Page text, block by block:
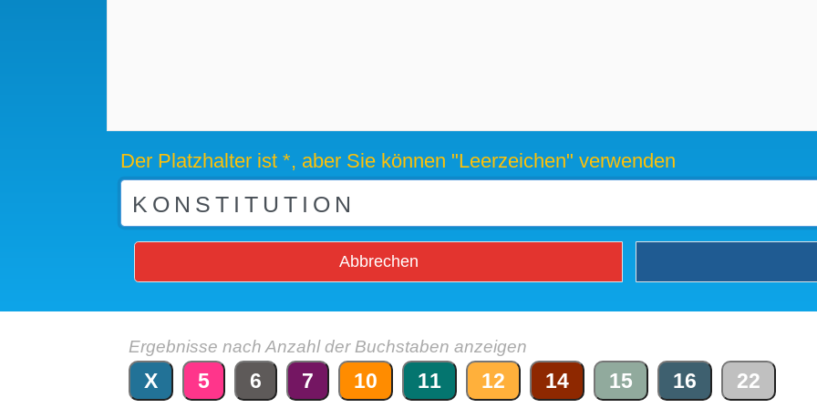
Der Platzhalter ist *, aber Sie können "Leerzeichen" verwenden
Abbrechen
Ergebnisse nach Anzahl der Buchstaben anzeigen
X 5 6 7 10 11 12 14 15 16 22